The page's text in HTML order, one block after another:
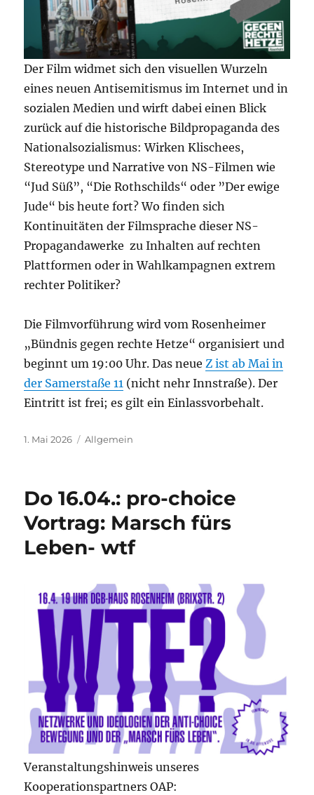
Der Film widmet sich den visuellen Wurzeln
eines neuen Antisemitismus im Internet und in
sozialen Medien und wirft dabei einen Blick
zurück auf die historische Bildpropaganda des
Nationalsozialismus: Wirken Klischees,
Stereotype und Narrative von NS-Filmen wie
“Jud Süß”, “Die Rothschilds“ oder ”Der ewige
Jude“ bis heute fort? Wo finden sich
Kontinuitäten der Filmsprache dieser NS-
Propagandawerke zu Inhalten auf rechten
Plattformen oder in Wahlkampagnen extrem
rechter Politiker?
Die Filmvorführung wird vom Rosenheimer
„Bündnis gegen rechte Hetze“ organisiert und
beginnt um 19:00 Uhr. Das neueZ ist ab Mai in
der Samerstaße 11 (nicht nehr Innstraße). Der
Eintritt ist frei; es gilt ein Einlassvorbehalt.
Veröffentlicht
1. Mai 2026 Kategorien
Allgemein
Do 16.04.: pro-choice
Vortrag: Marsch fürs
Leben- wtf
Veranstaltungshinweis unseres
Kooperationspartners OAP: